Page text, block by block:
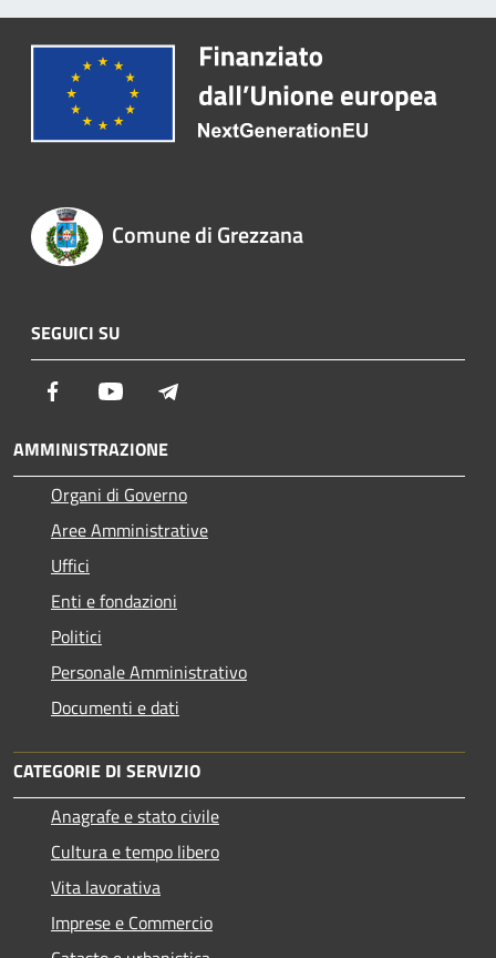
Comune di Grezzana
SEGUICI SU
Facebook Youtube
AMMINISTRAZIONE
Organi di Governo
Aree Amministrative
Uffici
Enti e fondazioni
Politici
Personale Amministrativo
Documenti e dati
CATEGORIE DI SERVIZIO
Anagrafe e stato civile
Cultura e tempo libero
Vita lavorativa
Imprese e Commercio